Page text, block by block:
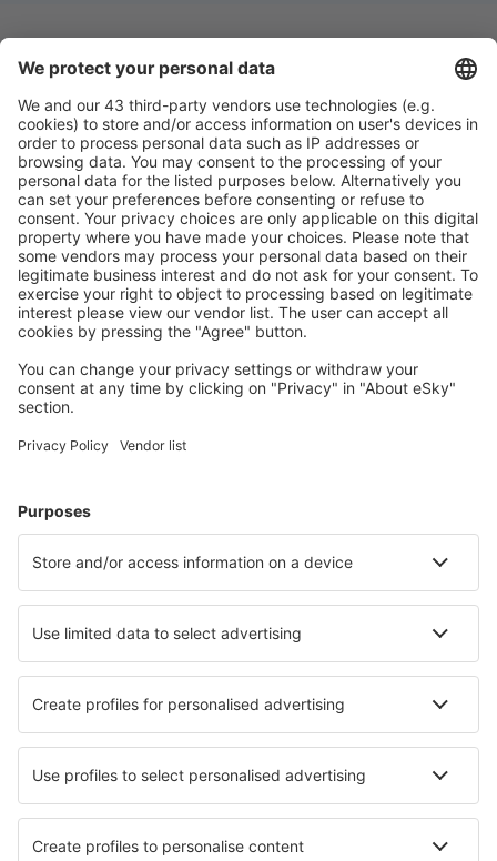
Descarga nuestra appy planifica
cómodamente tus viajes
Planifica tu viaje
Vuelos baratos
Escapadas
Vuelo+Hotel
Hoteles
Traslados
Atracciones
Eventos deportivos
Aprende más
Mejor Precio Garantizado
Aplicación móvil
Aerolíneas
Ryanair